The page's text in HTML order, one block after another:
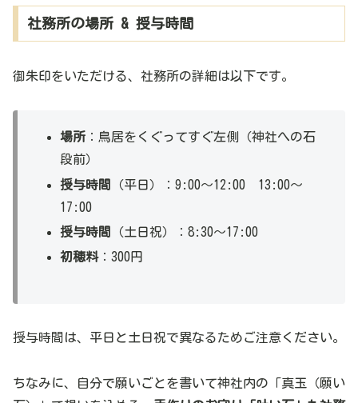
社務所の場所 & 授与時間
御朱印をいただける、社務所の詳細は以下です。
場所 ：鳥居をくぐってすぐ左側（神社への石
段前）
授与時間
（平日）：9:00～12:00 13:00～
17:00
授与時間
（土日祝）：8:30～17:00
初穂料：300円
授与時間は、平日と土日祝で異なるためご注意ください。
ちなみに、自分で願いごとを書いて神社内の「真玉（願い